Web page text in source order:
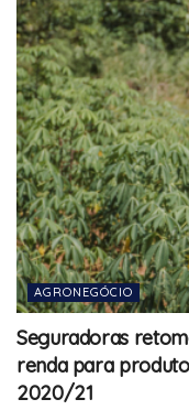
AGRONEGÓCIO
Seguradoras
renda para
2020/21